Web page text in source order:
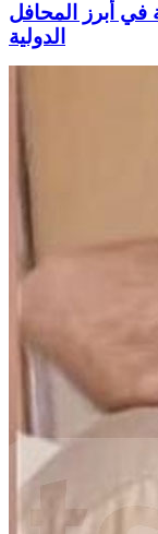
في أبرز المحافل
الدولية